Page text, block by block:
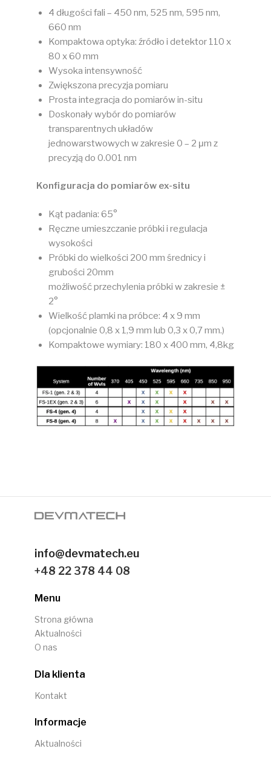
4 długości fali – 450 nm, 525 nm, 595 nm,
660 nm
Kompaktowa optyka: źródło i detektor 110 x
80 x 60 mm
Wysoka intensywność
Zwiększona precyzja pomiaru
Prosta integracja do pomiarów in-situ
Doskonały wybór do pomiarów
transparentnych układów
jednowarstwowych w zakresie 0 – 2 μm z
precyzją do 0.001 nm
Konfiguracja do pomiarów ex-situ
Kąt padania: 65°
Ręczne umieszczanie próbki i regulacja
wysokości
Próbki do wielkości 200 mm średnicy i
grubości 20mm
możliwość przechylenia próbki w zakresie ±
2°
Wielkość plamki na próbce: 4 x 9 mm
(opcjonalnie 0,8 x 1,9 mm lub 0,3 x 0,7 mm.)
Kompaktowe wymiary: 180 x 400 mm, 4,8kg
info@devmatech.eu
+48 22 378 44 08
Menu
Strona główna
Aktualności
O nas
Dla klienta
Kontakt
Informacje
Aktualności